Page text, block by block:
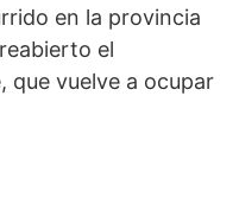
en la provincia
el
que vuelve a ocupar